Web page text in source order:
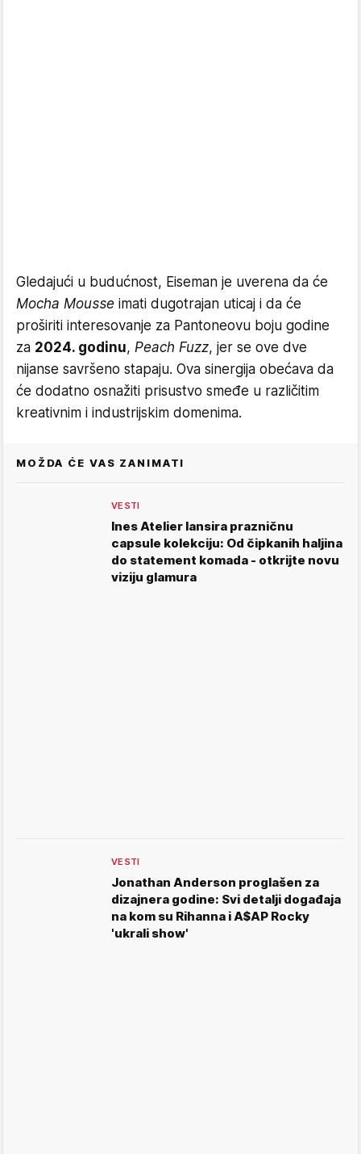
Gledajući u budućnost, Eiseman je uverena da će
Mocha Mousse imati dugotrajan uticaj i da će
proširiti interesovanje za Pantoneovu boju godine
za 2024. godinu, Peach Fuzz, jer se ove dve
nijanse savršeno stapaju. Ova sinergija obećava da
će dodatno osnažiti prisustvo smeđe u različitim
kreativnim i industrijskim domenima.
MOŽDA ĆE VAS ZANIMATI
VESTI
Ines Atelier lansira prazničnu
capsule kolekciju: Od čipkanih haljina
do statement komada - otkrijte novu
viziju glamura
VESTI
Jonathan Anderson proglašen za
dizajnera godine: Svi detalji događaja
na kom su Rihanna i A$AP Rocky
'ukrali show'